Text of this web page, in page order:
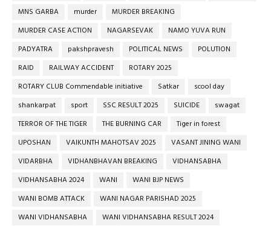
MNS GARBA
murder
MURDER BREAKING
MURDER CASE ACTION
NAGARSEVAK
NAMO YUVA RUN
PADYATRA
pakshpravesh POLITICAL NEWS
POLUTION
RAID
RAILWAY ACCIDENT
ROTARY 2025
ROTARY CLUB Commendable initiative
Satkar
scool day
shankarpat
sport SSC RESULT 2025 SUICIDE
swagat
TERROR OF THE TIGER
THE BURNING CAR
Tiger in forest
UPOSHAN
VAIKUNTH MAHOTSAV 2025
VASANT JINING WANI
VIDARBHA
VIDHANBHAVAN BREAKING
VIDHANSABHA
VIDHANSABHA 2024
WANI
WANI BJP NEWS
WANI BOMB ATTACK
WANI NAGAR PARISHAD 2025
WANI VIDHANSABHA
WANI VIDHANSABHA RESULT 2024